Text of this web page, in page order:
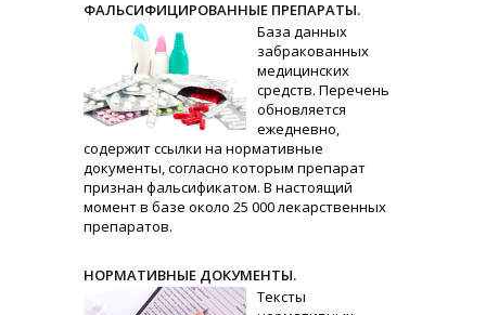
ФАЛЬСИФИЦИРОВАННЫЕ ПРЕПАРАТЫ.
База данных
забракованных
медицинских
средств. Перечень
обновляется
ежедневно,
содержит ссылки на нормативные
документы, согласно которым препарат
признан фальсификатом. В настоящий
момент в базе около 25 000 лекарственных
препаратов.
НОРМАТИВНЫЕ ДОКУМЕНТЫ.
Тексты